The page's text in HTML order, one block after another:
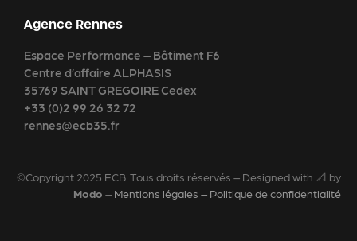
Agence Rennes
Espace Performance – Bâtiment F6
Centre d’affaire ALPHASIS
35769 SAINT GREGOIRE Cedex
+33 (0)2 99 26 32 72
rennes@ecb35.fr
©Copyright 2025 ECB. Tous droits réservés – Designed with 📐 by
Modo – Mentions légales – Politique de confidentialité